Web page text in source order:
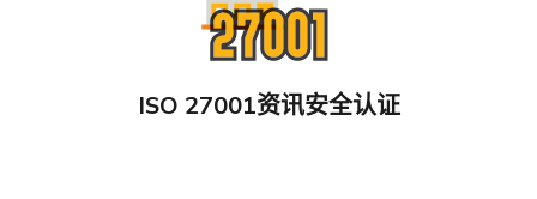
ISO 27001资讯安全认证